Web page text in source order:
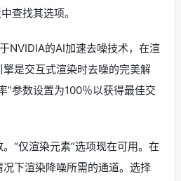
查找其选项。
NVIDIA的AI加速去噪技术，在渲
是交互式渲染时去噪的完美解
”参数设置为100％以获得最佳交
“仅渲染元素”选项现在可用。在
下渲染降噪所需的通道。选择